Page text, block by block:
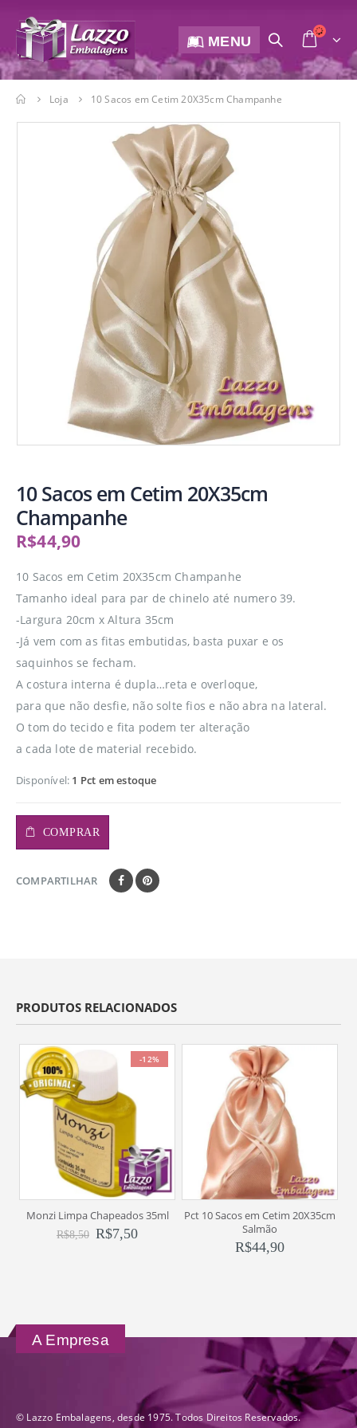
MENU
Loja 10 Sacos em Cetim 20X35cm Champanhe
10 Sacos em Cetim 20X35cm
Champanhe
R$44,90
10 Sacos em Cetim 20X35cm Champanhe
Tamanho ideal para par de chinelo até numero 39.
-Largura 20cm x Altura 35cm
-Já vem com as fitas embutidas, basta puxar e os
saquinhos se fecham.
A costura interna é dupla…reta e overloque,
para que não desfie, não solte fios e não abra na lateral.
O tom do tecido e fita podem ter alteração
a cada lote de material recebido.
Disponível: 1 Pct em estoque
COMPRAR
COMPARTILHAR
PRODUTOS RELACIONADOS
-12%
Monzi Limpa Chapeados 35ml
R$8,50 R$7,50
Pct 10 Sacos em Cetim 20X35cm
Salmão
R$44,90
A Empresa
© Lazzo Embalagens, desde 1975. Todos Direitos Reservados.